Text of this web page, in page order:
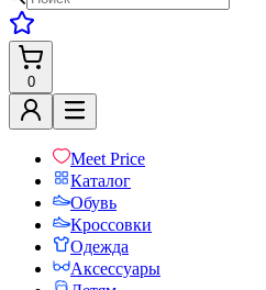
0
Meet Price
Каталог
Обувь
Кроссовки
Одежда
Аксессуары